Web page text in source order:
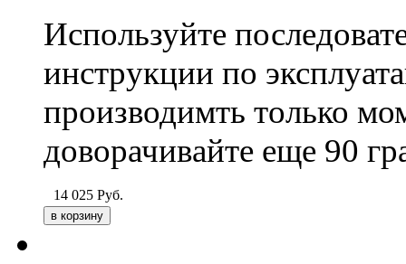
Используйте
инструкции по
производимть только
доворачивайте еще 90
14 025 Руб.